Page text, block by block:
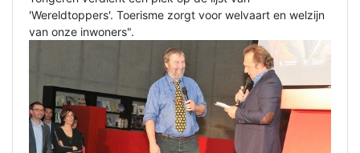
'Wereldtoppers'. Toerisme zorgt voor welvaart en welzijn
van onze inwoners".